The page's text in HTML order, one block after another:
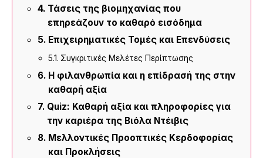
Τάσεις της βιομηχανίας που
επηρεάζουν το καθαρό εισόδημα
Επιχειρηματικές Τομές και Επενδύσεις
Συγκριτικές Μελέτες Περίπτωσης
Η φιλανθρωπία και η επίδρασή της στην
καθαρή αξία
Quiz: Καθαρή αξία και πληροφορίες για
την καριέρα της Βιόλα Ντέιβις
Μελλοντικές Προοπτικές Κερδοφορίας
και Προκλήσεις